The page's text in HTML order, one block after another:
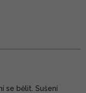
se bělit. Sušení